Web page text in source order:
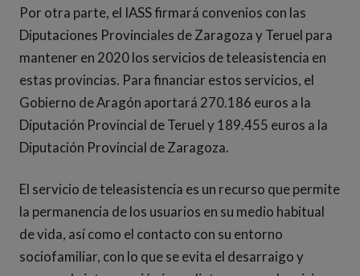
Por otra parte, el IASS firmará convenios con las
Diputaciones Provinciales de Zaragoza y Teruel para
mantener en 2020 los servicios de teleasistencia en
estas provincias. Para financiar estos servicios, el
Gobierno de Aragón aportará 270.186 euros a la
Diputación Provincial de Teruel y 189.455 euros a la
Diputación Provincial de Zaragoza.
El servicio de teleasistencia es un recurso que permite
la permanencia de los usuarios en su medio habitual
de vida, así como el contacto con su entorno
sociofamiliar, con lo que se evita el desarraigo y